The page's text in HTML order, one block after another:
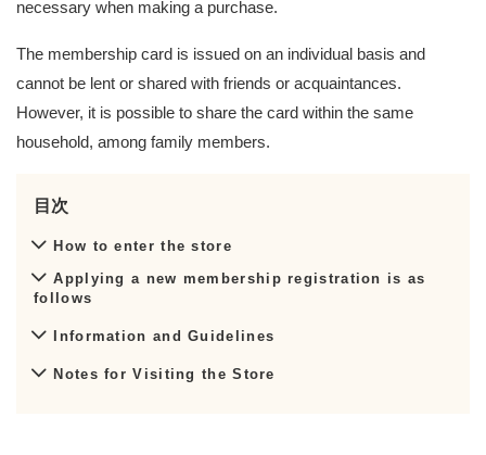
necessary when making a purchase.
The membership card is issued on an individual basis and
cannot be lent or shared with friends or acquaintances.
However, it is possible to share the card within the same
household, among family members.
目次
How to enter the store
Applying a new membership registration is as
follows
Information and Guidelines
Notes for Visiting the Store